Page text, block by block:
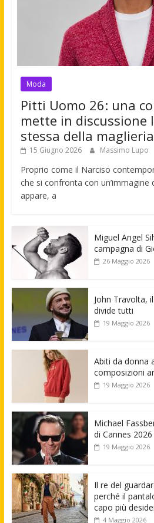
Moda
Pitti Uomo 26: una
mette in discussione
stessa della maglieria
15 Giugno 2026 Massimo Lupo
Proprio come il Narciso
che si confronta con un’immagine
appare, a
Miguel Angel
campagna di
26 Maggio 2026
John Travolta,
divide tutti
19 Maggio 2026
Abiti da donna
composizioni
19 Maggio 2026
Michael
di Cannes 2026
19 Maggio 2026
Il re del
perché il
capo più
4 Maggio 2026